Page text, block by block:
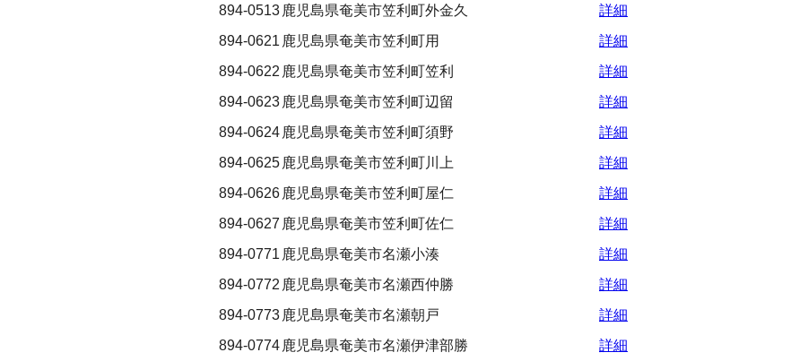
894-0513 鹿児島県奄美市笠利町外金久
詳細
894-0621 鹿児島県奄美市笠利町用
詳細
894-0622 鹿児島県奄美市笠利町笠利
詳細
894-0623 鹿児島県奄美市笠利町辺留
詳細
894-0624 鹿児島県奄美市笠利町須野
詳細
894-0625 鹿児島県奄美市笠利町川上
詳細
894-0626 鹿児島県奄美市笠利町屋仁
詳細
894-0627 鹿児島県奄美市笠利町佐仁
詳細
894-0771 鹿児島県奄美市名瀬小湊
詳細
894-0772 鹿児島県奄美市名瀬西仲勝
詳細
894-0773 鹿児島県奄美市名瀬朝戸
詳細
894-0774 鹿児島県奄美市名瀬伊津部勝
詳細